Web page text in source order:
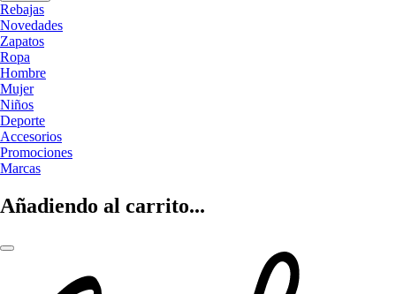
Rebajas
Novedades
Zapatos
Ropa
Hombre
Mujer
Niños
Deporte
Accesorios
Promociones
Marcas
Añadiendo al carrito...